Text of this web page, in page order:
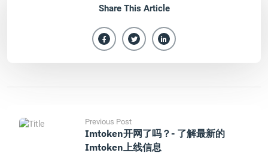
Share This Article
Previous Post
Imtoken开网了吗？- 了解最新的
Imtoken上线信息